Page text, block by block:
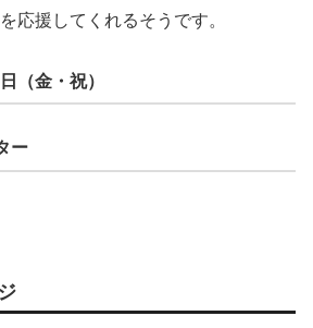
応援してくれるそうです。
（金・祝）
ー